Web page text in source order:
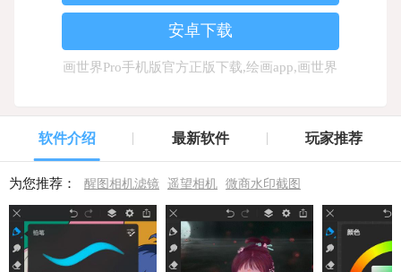
安卓下载
画世界Pro手机版官方正版下载,绘画app,画世界
软件介绍 最新软件 玩家推荐
为您推荐： 醒图相机滤镜 遥望相机 微商水印截图